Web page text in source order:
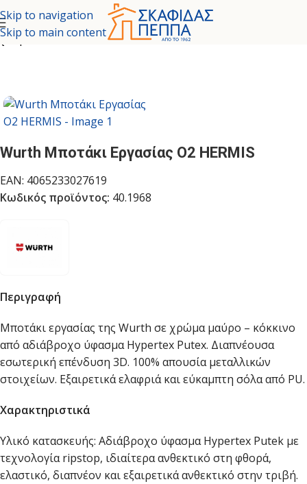
Skip to navigation
Skip to main content
σελίδα/ ΑΤΟΜΙΚΗ ΠΡΟΣΤΑΣΤΙΑ/
Wurth Μποτάκι Εργασίας Ο2 HERMIS
EAN: 4065233027619
Κωδικός προϊόντος: 40.1968
Περιγραφή
Μποτάκι εργασίας της Wurth σε χρώμα μαύρο – κόκκινο
από αδιάβροχο ύφασμα Hypertex Putex. Διαπνέουσα
εσωτερική επένδυση 3D. 100% απουσία μεταλλικών
στοιχείων. Εξαιρετικά ελαφριά και εύκαμπτη σόλα από PU.
Χαρακτηριστικά
Υλικό κατασκευής: Αδιάβροχο ύφασμα Hypertex Putek με
τεχνολογία ripstop, ιδιαίτερα ανθεκτικό στη φθορά,
ελαστικό, διαπνέον και εξαιρετικά ανθεκτικό στην τριβή.